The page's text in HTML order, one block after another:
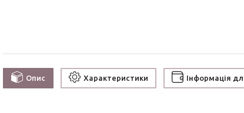
Опис Характеристики Інформація